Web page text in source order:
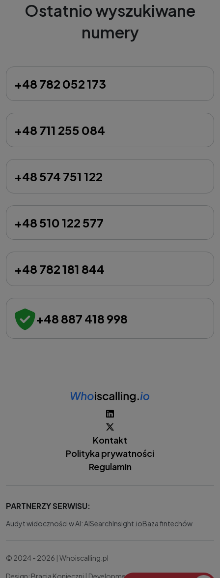
Ostatnio wyszukiwane
numery
+48 782 052 173
+48 711 255 084
+48 574 751 122
+48 510 122 577
+48 782 181 844
+48 887 418 998
Kontakt
Polityka prywatności
Regulamin
PARTNERZY SERWISU:
Audyt widoczności w AI: AISearchInsight.ioBaza fintechów
© 2024 - 2026 | Whoiscalling.pl
Design: Bracia Konieczni | Development: